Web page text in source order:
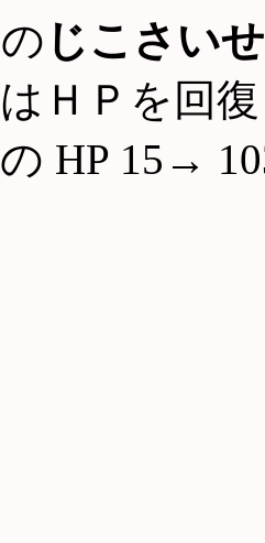
の じこさい
はＨＰを回
の HP 15→